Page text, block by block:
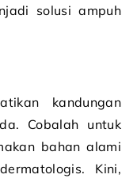
solusi ampuh
kandungan
Cobalah untuk
bahan alami
Kini,